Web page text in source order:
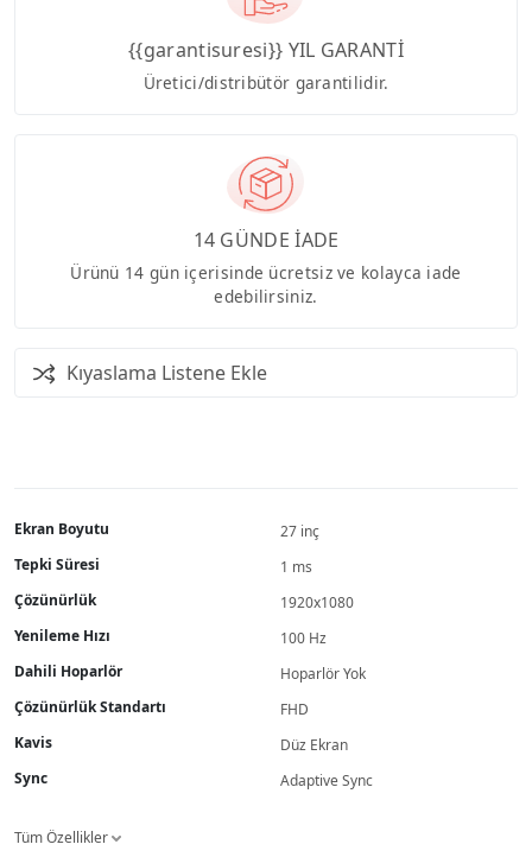
{{garantisuresi}} YIL GARANTİ
Üretici/distribütör garantilidir.
14 GÜNDE İADE
Ürünü 14 gün içerisinde ücretsiz ve kolayca iade
edebilirsiniz.
Kıyaslama Listene Ekle
Ekran Boyutu
27 inç
Tepki Süresi
1 ms
Çözünürlük
1920x1080
Yenileme Hızı
100 Hz
Dahili Hoparlör
Hoparlör Yok
Çözünürlük Standartı
FHD
Kavis
Düz Ekran
Sync
Adaptive Sync
Tüm Özellikler